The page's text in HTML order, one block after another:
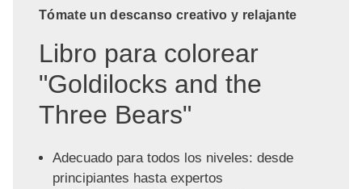
Tómate un descanso creativo y relajante
Libro para colorear
"Goldilocks and the
Three Bears"
Adecuado para todos los niveles: desde
principiantes hasta expertos